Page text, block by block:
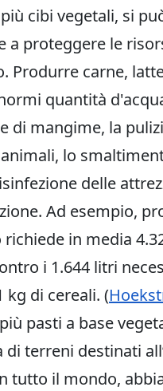
cibi vegetali, si
a proteggere le
Produrre carne,
quantità
di mangime, la
lo
delle
Ad esempio,
in media
i 1.644 litri
kg di cereali. (
pasti a base
di terreni destinati
tutto il mondo,